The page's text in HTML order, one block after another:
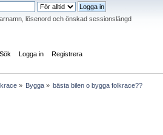
lösenord och önskad sessionslängd
Sök Logga in Registrera
» Bygga» bästa bilen o bygga folkrace??